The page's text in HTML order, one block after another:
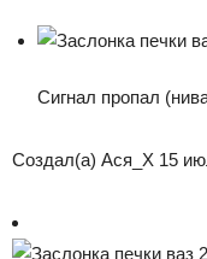
Сигнал пропал
Создал(а) Ася_X 15